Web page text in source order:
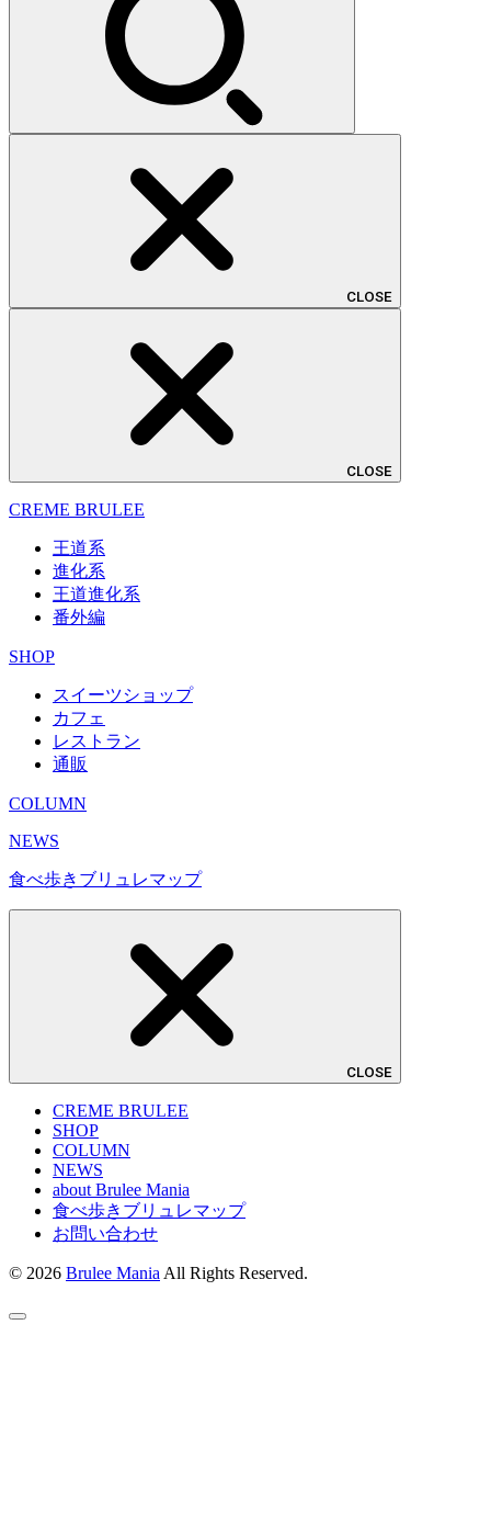
CLOSE
CLOSE
CREME BRULEE
王道系
進化系
王道進化系
番外編
SHOP
スイーツショップ
カフェ
レストラン
通販
COLUMN
NEWS
食べ歩きブリュレマップ
CLOSE
CREME BRULEE
SHOP
COLUMN
NEWS
about Brulee Mania
食べ歩きブリュレマップ
お問い合わせ
© 2026 Brulee Mania All Rights Reserved.